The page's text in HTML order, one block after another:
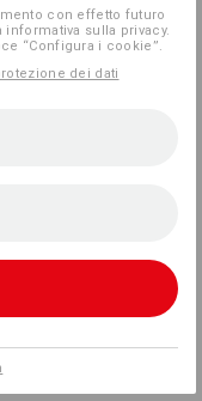
con effetto futuro
informativa sulla privacy.
“Configura i cookie”.
dei dati